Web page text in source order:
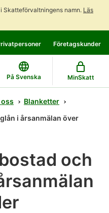
Skatteförvaltningens namn. Läs
innehållet
webbplatsens
Företagskunder
På Svenska MinSkatt
Blanketter
i årsanmälan över
och